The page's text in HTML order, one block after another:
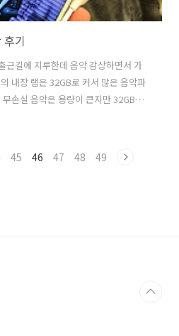
기
근길에 지루한데 음악 감상하면서 가
내장 램은 32GB로 커서 많은 음악파
손실 음악은 용량이 큰지만 32GB면
르면 팬택 베가 시크릿노트의 음질은
수치인 Signal to Noise Ratio 모두
45 46 47 48 49